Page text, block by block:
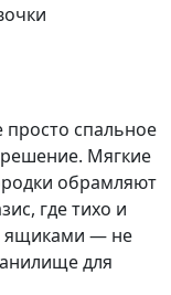
просто спальное
Мягкие
обрамляют
где тихо и
ящиками — не
для